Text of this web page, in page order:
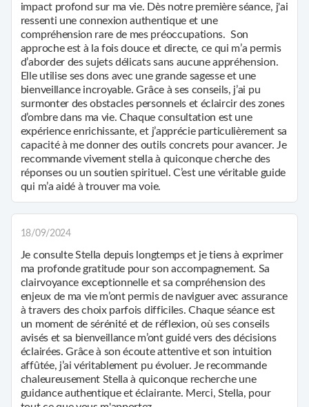
impact profond sur ma vie. Dès notre première séance, j'ai
ressenti une connexion authentique et une
compréhension rare de mes préoccupations. Son
approche est à la fois douce et directe, ce qui m’a permis
d’aborder des sujets délicats sans aucune appréhension.
Elle utilise ses dons avec une grande sagesse et une
bienveillance incroyable. Grâce à ses conseils, j’ai pu
surmonter des obstacles personnels et éclaircir des zones
d’ombre dans ma vie. Chaque consultation est une
expérience enrichissante, et j’apprécie particulièrement sa
capacité à me donner des outils concrets pour avancer. Je
recommande vivement stella à quiconque cherche des
réponses ou un soutien spirituel. C’est une véritable guide
qui m’a aidé à trouver ma voie.
18/09/2024
Je consulte Stella depuis longtemps et je tiens à exprimer
ma profonde gratitude pour son accompagnement. Sa
clairvoyance exceptionnelle et sa compréhension des
enjeux de ma vie m’ont permis de naviguer avec assurance
à travers des choix parfois difficiles. Chaque séance est
un moment de sérénité et de réflexion, où ses conseils
avisés et sa bienveillance m’ont guidé vers des décisions
éclairées. Grâce à son écoute attentive et son intuition
affûtée, j’ai véritablement pu évoluer. Je recommande
chaleureusement Stella à quiconque recherche une
guidance authentique et éclairante. Merci, Stella, pour